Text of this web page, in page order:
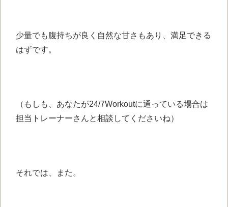
少量でも腹持ちが良く自然な甘さもあり、満足できる
はずです。
（もしも、あなたが24/7Workoutに通っている場合は
担当トレーナーさんと相談してくださいね）
それでは、また。